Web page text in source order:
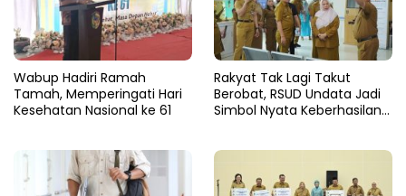
Wabup Hadiri Ramah
Tamah, Memperingati Hari
Kesehatan Nasional ke 61
Rakyat Tak Lagi Takut
Berobat, RSUD Undata Jadi
Simbol Nyata Keberhasilan